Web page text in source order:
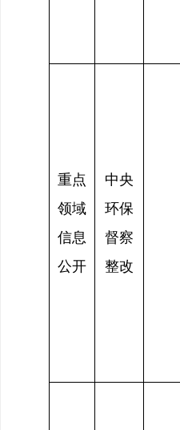
重点
领域
信息
公开
中央
环保
督察
整改